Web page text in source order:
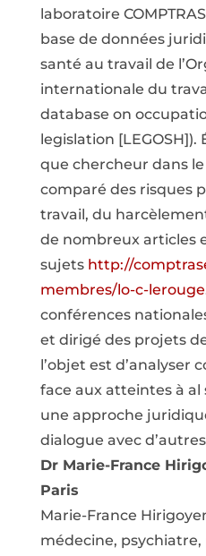
laboratoire
base de données
santé au travail de
internationale du
database on
legislation
que chercheur dans
comparé des risques
travail, du
de nombreux articles
sujets http://
membres/lo-c-lerouge
conférences
et dirigé des projets
l’objet est d’analyser
face aux atteintes à al
une approche
dialogue avec
Dr Marie-France
Paris
Marie-France
médecine,